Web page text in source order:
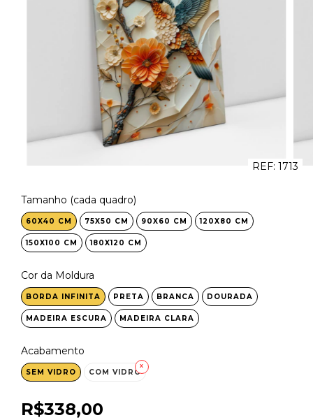
REF: 1713
Tamanho (cada quadro)
60X40 CM 75X50 CM 90X60 CM 120X80 CM
150X100 CM 180X120 CM
Cor da Moldura
BORDA INFINITA PRETA BRANCA DOURADA
MADEIRA ESCURA MADEIRA CLARA
Acabamento
SEM VIDRO COM VIDRO
R$338,00